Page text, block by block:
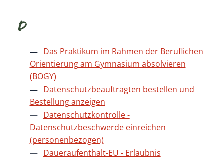
D
Das Praktikum im Rahmen der Beruflichen
Orientierung am Gymnasium absolvieren
(BOGY)
Datenschutzbeauftragten bestellen und
Bestellung anzeigen
Datenschutzkontrolle -
Datenschutzbeschwerde einreichen
(personenbezogen)
Daueraufenthalt-EU - Erlaubnis